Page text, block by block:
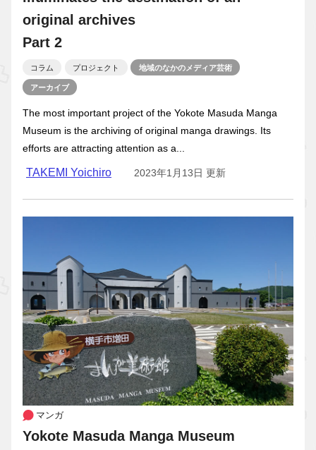
original archives
Part 2
コラム プロジェクト 地域のなかのメディア芸術
アーカイブ
The most important project of the Yokote Masuda Manga
Museum is the archiving of original manga drawings. Its
efforts are attracting attention as a...
TAKEMI Yoichiro 2023年1月13日 更新
マンガ
Yokote Masuda Manga Museum